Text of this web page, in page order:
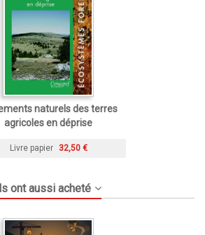
naturels des terres
agricoles en déprise
Livre papier 32,50 €
Ils ont aussi acheté